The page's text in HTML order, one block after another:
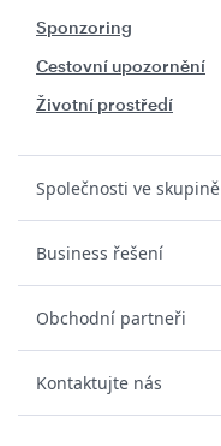
Sponzoring
Cestovní upozornění
Životní prostředí
Společnosti ve skupině
Business řešení
Obchodní partneři
Kontaktujte nás